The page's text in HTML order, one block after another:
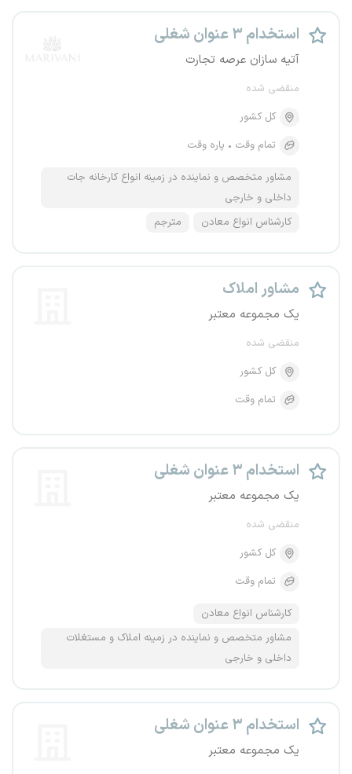
استخدام ۳ عنوان شغلی
آتیه سازان عرصه تجارت
منقضی شده
کل کشور
تمام وقت
پاره وقت
مشاور متخصص و نماینده در زمینه انواع کارخانه جات
داخلی و خارجی
کارشناس انواع معادن
مترجم
مشاور املاک
یک مجموعه معتبر
منقضی شده
کل کشور
تمام وقت
استخدام ۳ عنوان شغلی
یک مجموعه معتبر
منقضی شده
کل کشور
تمام وقت
کارشناس انواع معادن
مشاور متخصص و نماینده در زمینه املاک و مستغلات
داخلی و خارجی
استخدام ۳ عنوان شغلی
یک مجموعه معتبر